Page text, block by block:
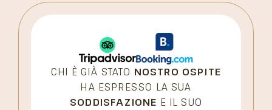
CHI È GIÀ STATO NOSTRO OSPITE
HA ESPRESSO LA SUA
SODDISFAZIONE E IL SUO